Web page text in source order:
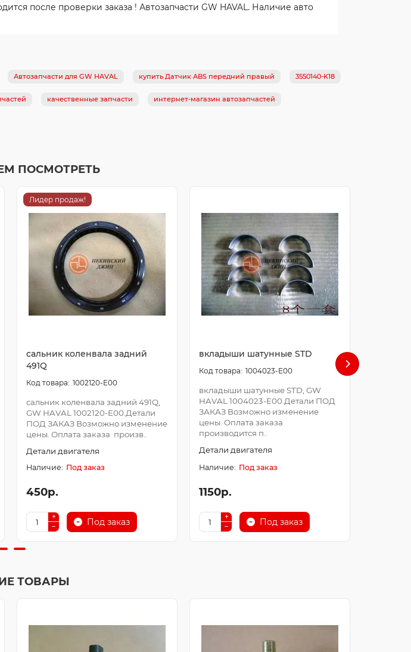
после проверки заказа ! Автозапчасти GW HAVAL. Наличие авто
Автозапчасти для GW HAVAL купить Датчик ABS передний правый 3550140-K18
качественные запчасти интернет-магазин автозапчастей
ПОСМОТРЕТЬ
Лидер продаж!
сальник коленвала задний
491Q
1002120-E00
сальник коленвала задний 491Q,
GW HAVAL 1002120-E00.Детали
ПОД ЗАКАЗ Возможно изменение
цены. Оплата заказа произв..
Детали двигателя
Под заказ
450р.
Под заказ
вкладыши шатунные STD
1004023-E00
вкладыши шатунные STD, GW
HAVAL 1004023-E00.Детали ПОД
ЗАКАЗ Возможно изменение
цены. Оплата заказа
производится п..
Детали двигателя
Под заказ
1150р.
Под заказ
ТОВАРЫ